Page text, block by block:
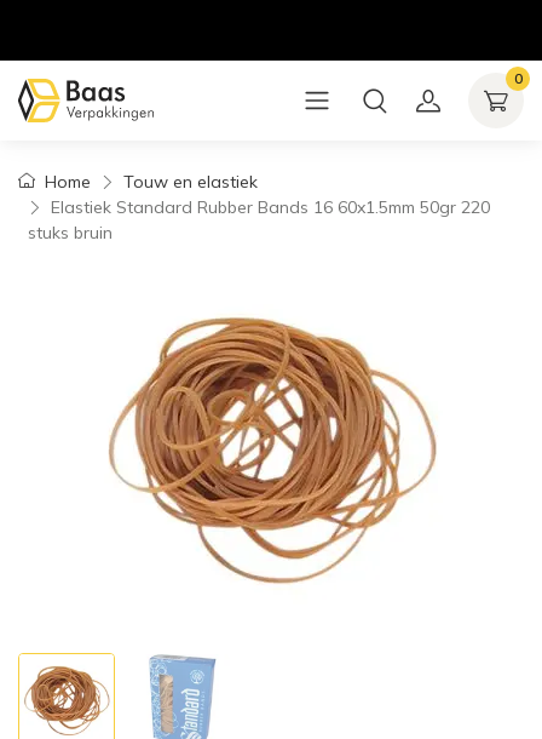
0
Home
Touw en elastiek
Elastiek Standard Rubber Bands 16 60x1.5mm 50gr 220
stuks bruin